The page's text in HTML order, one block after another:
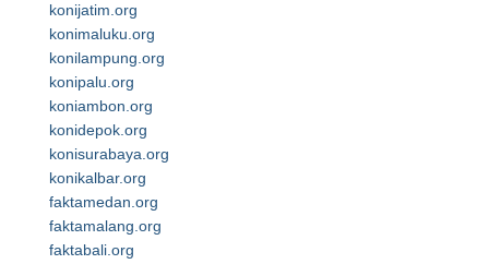
konijatim.org
konimaluku.org
konilampung.org
konipalu.org
koniambon.org
konidepok.org
konisurabaya.org
konikalbar.org
faktamedan.org
faktamalang.org
faktabali.org